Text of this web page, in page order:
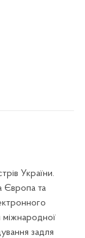
України.
Європа та
задля